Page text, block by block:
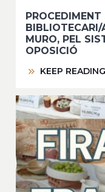
MURO, PEL
OPOSICIÓ
KEEP READING